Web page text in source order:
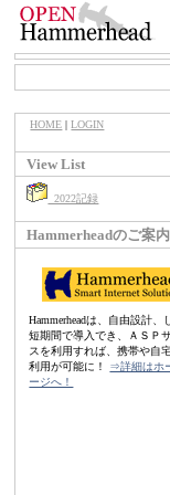
HOME |LOGIN
View List
2022記録
Hammerheadのご案内
Hammerheadは、自由設計、
短期間で導入でき、ＡＳＰ
スを利用すれば、携帯や自
利用が可能に！ ⇒詳細はホ
ージへ！